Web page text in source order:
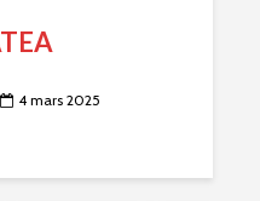
4 mars 2025